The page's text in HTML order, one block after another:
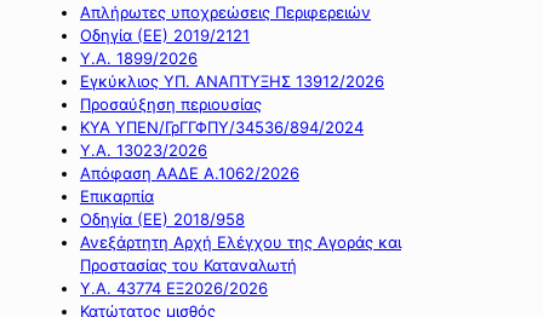
Απλήρωτες υποχρεώσεις Περιφερειών
Οδηγία (ΕΕ) 2019/2121
Υ.Α. 1899/2026
Εγκύκλιος ΥΠ. ΑΝΑΠΤΥΞΗΣ 13912/2026
Προσαύξηση περιουσίας
ΚΥΑ ΥΠΕΝ/ΓρΓΓΦΠΥ/34536/894/2024
Υ.Α. 13023/2026
Απόφαση ΑΑΔΕ Α.1062/2026
Επικαρπία
Οδηγία (ΕΕ) 2018/958
Ανεξάρτητη Αρχή Ελέγχου της Αγοράς και
Προστασίας του Καταναλωτή
Υ.Α. 43774 ΕΞ2026/2026
Κατώτατος μισθός